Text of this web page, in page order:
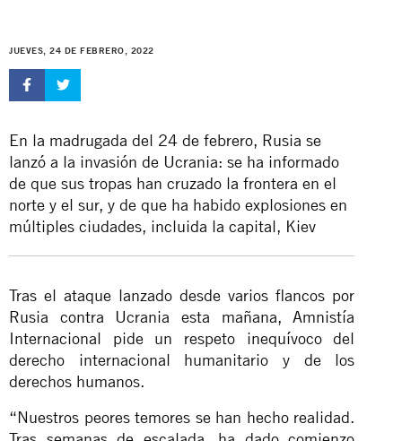
JUEVES, 24 DE FEBRERO, 2022
En la madrugada del 24 de febrero, Rusia se
lanzó a la invasión de Ucrania: se ha informado
de que sus tropas han cruzado la frontera en el
norte y el sur, y de que ha habido explosiones en
múltiples ciudades, incluida la capital, Kiev
Tras el ataque lanzado desde varios flancos por
Rusia contra Ucrania esta mañana, Amnistía
Internacional pide un respeto inequívoco del
derecho internacional humanitario y de los
derechos humanos.
“Nuestros peores temores se han hecho realidad.